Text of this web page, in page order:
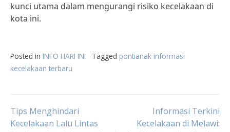
kunci utama dalam mengurangi risiko kecelakaan di
kota ini.
Posted in INFO HARI INI Tagged pontianak informasi
kecelakaan terbaru
Post
Tips Menghindari
Kecelakaan Lalu Lintas
Informasi Terkini
Kecelakaan di Melawi: